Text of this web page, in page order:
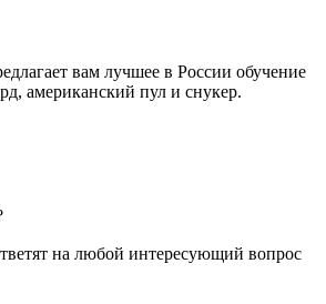
вам лучшее в России обучение
американский пул и снукер.
на любой интересующий вопрос